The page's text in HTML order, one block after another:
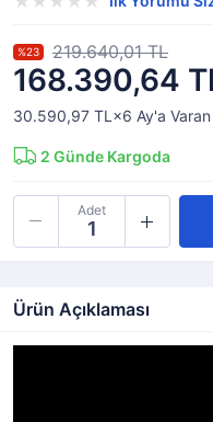
168.390,64
%23 219.640,01 TL
30.590,97 TL×6 Ay'a Varan
2 Günde Kargoda
Adet
Ürün Açıklaması